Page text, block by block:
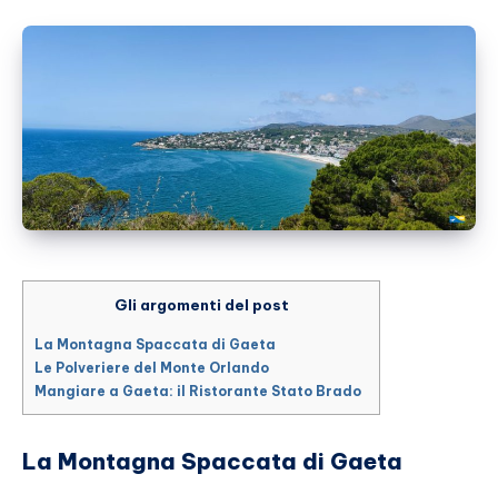
Gli argomenti del post
La Montagna Spaccata di Gaeta
Le Polveriere del Monte Orlando
Mangiare a Gaeta: il Ristorante Stato Brado
La Montagna Spaccata di Gaeta